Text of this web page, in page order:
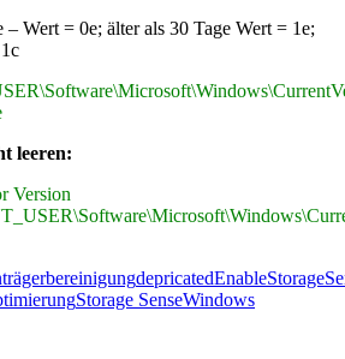
– Wert = 0e; älter als 30 Tage Wert = 1e;
leeren:
Version
depricated
Storage SenseWindows